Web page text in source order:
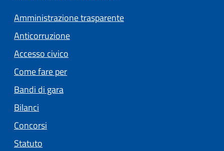
Amministrazione trasparente
Anticorruzione
Accesso civico
Come fare per
Bandi di gara
Bilanci
Concorsi
Statuto